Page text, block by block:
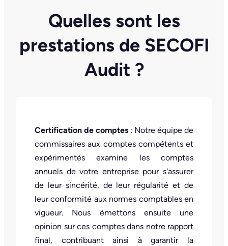
Quelles sont les
prestations de SECOFI
Audit ?
Certification de comptes : Notre équipe de
commissaires aux comptes compétents et
expérimentés examine les comptes
annuels de votre entreprise pour s'assurer
de leur sincérité, de leur régularité et de
leur conformité aux normes comptables en
vigueur. Nous émettons ensuite une
opinion sur ces comptes dans notre rapport
final, contribuant ainsi à garantir la